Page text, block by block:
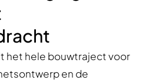
het hele bouwtraject voor
en de